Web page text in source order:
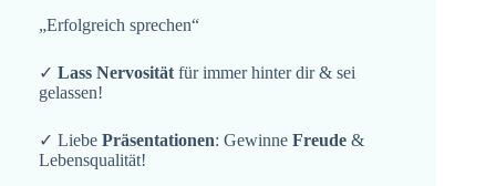
„Erfolgreich sprechen“
✓ Lass Nervosität für immer hinter dir & sei
gelassen!
✓ Liebe Präsentationen: Gewinne Freude &
Lebensqualität!